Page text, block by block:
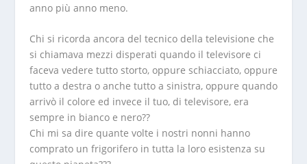
anno più anno meno.
Chi si ricorda ancora del tecnico della televisione che
si chiamava mezzi disperati quando il televisore ci
faceva vedere tutto storto, oppure schiacciato, oppure
tutto a destra o anche tutto a sinistra, oppure quando
arrivò il colore ed invece il tuo, di televisore, era
sempre in bianco e nero??
Chi mi sa dire quante volte i nostri nonni hanno
comprato un frigorifero in tutta la loro esistenza su